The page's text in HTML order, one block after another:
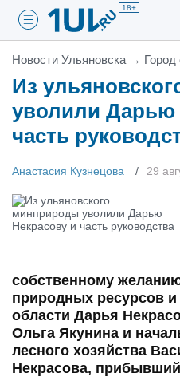
18+
Новости Ульяновска → Город
Из
уволили Дарью
часть
Анастасия Кузнецова 29
собственному
природных ресурсов и
области Дарья
Ольга Якунина и
лесного хозяйства
Некрасова,